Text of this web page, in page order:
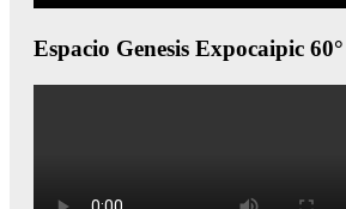
Espacio Genesis Expocaipic 60°